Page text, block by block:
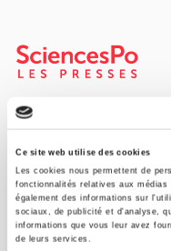
Ce site web utilise des cookies
Les cookies nous permettent de
fonctionnalités relatives aux
également des informations sur
sociaux, de publicité et d'analyse,
informations que vous leur avez
de leurs services.
Maison d'édition dédiée
Presses de Sciences Po
à la transmission des
CONTACTS
FOREIGN RIGHTS